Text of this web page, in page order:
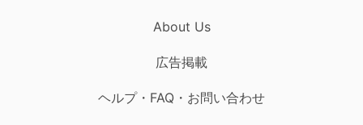
About Us
広告掲載
ヘルプ・FAQ・お問い合わせ